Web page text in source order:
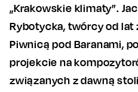
„Krakowskie klimaty”.
Rybotycka, twórcy od lat
Piwnicą pod Baranami,
projekcie na
związanych z dawną